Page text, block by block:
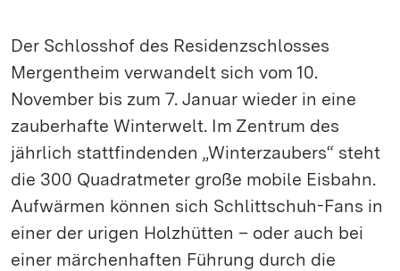
Der Schlosshof des Residenzschlosses
Mergentheim verwandelt sich vom 10.
November bis zum 7. Januar wieder in eine
zauberhafte Winterwelt. Im Zentrum des
jährlich stattfindenden „Winterzaubers“ steht
die 300 Quadratmeter große mobile Eisbahn.
Aufwärmen können sich Schlittschuh-Fans in
einer der urigen Holzhütten – oder auch bei
einer märchenhaften Führung durch die